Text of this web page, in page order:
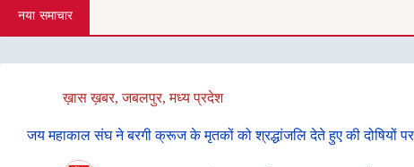
नया समाचार
ख़ास ख़बर,जबलपुर,मध्य प्रदेश
जय महाकाल संघ ने बरगी क्रूज के मृतकों को श्रद्धांजलि देते हुए की दोषियों पर